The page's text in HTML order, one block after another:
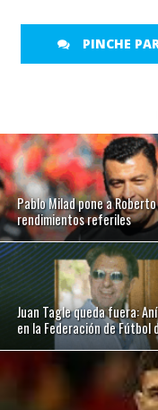
PINCHE
Pablo Milad pone a
rendimientos referiles
Juan Tagle queda fuera:
en la Federación de Fútbol